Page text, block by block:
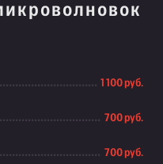
1 100 руб.
700 руб.
700 руб.